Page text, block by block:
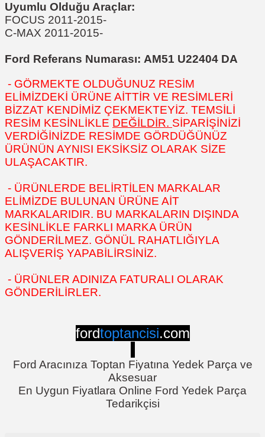
Uyumlu Olduğu Araçlar:
FOCUS 2011-2015-
C-MAX 2011-2015-
Ford Referans Numarası: AM51 U22404 DA
- GÖRMEKTE OLDUĞUNUZ RESİM
ELİMİZDEKİ ÜRÜNE AİTTİR VE RESİMLERİ
BİZZAT KENDİMİZ ÇEKMEKTEYİZ. TEMSİLİ
RESİM KESİNLİKLE DEĞİLDİR. SİPARİŞİNİZİ
VERDİĞİNİZDE RESİMDE GÖRDÜĞÜNÜZ
ÜRÜNÜN AYNISI EKSİKSİZ OLARAK SİZE
ULAŞACAKTIR.
- ÜRÜNLERDE BELİRTİLEN MARKALAR
ELİMİZDE BULUNAN ÜRÜNE AİT
MARKALARIDIR. BU MARKALARIN DIŞINDA
KESİNLİKLE FARKLI MARKA ÜRÜN
GÖNDERİLMEZ. GÖNÜL RAHATLIĞIYLA
ALIŞVERİŞ YAPABİLİRSİNİZ.
- ÜRÜNLER ADINIZA FATURALI OLARAK
GÖNDERİLİRLER.
fordtoptancisi.com
Ford Aracınıza Toptan Fiyatına Yedek Parça ve
Aksesuar
En Uygun Fiyatlara Online Ford Yedek Parça
Tedarikçisi